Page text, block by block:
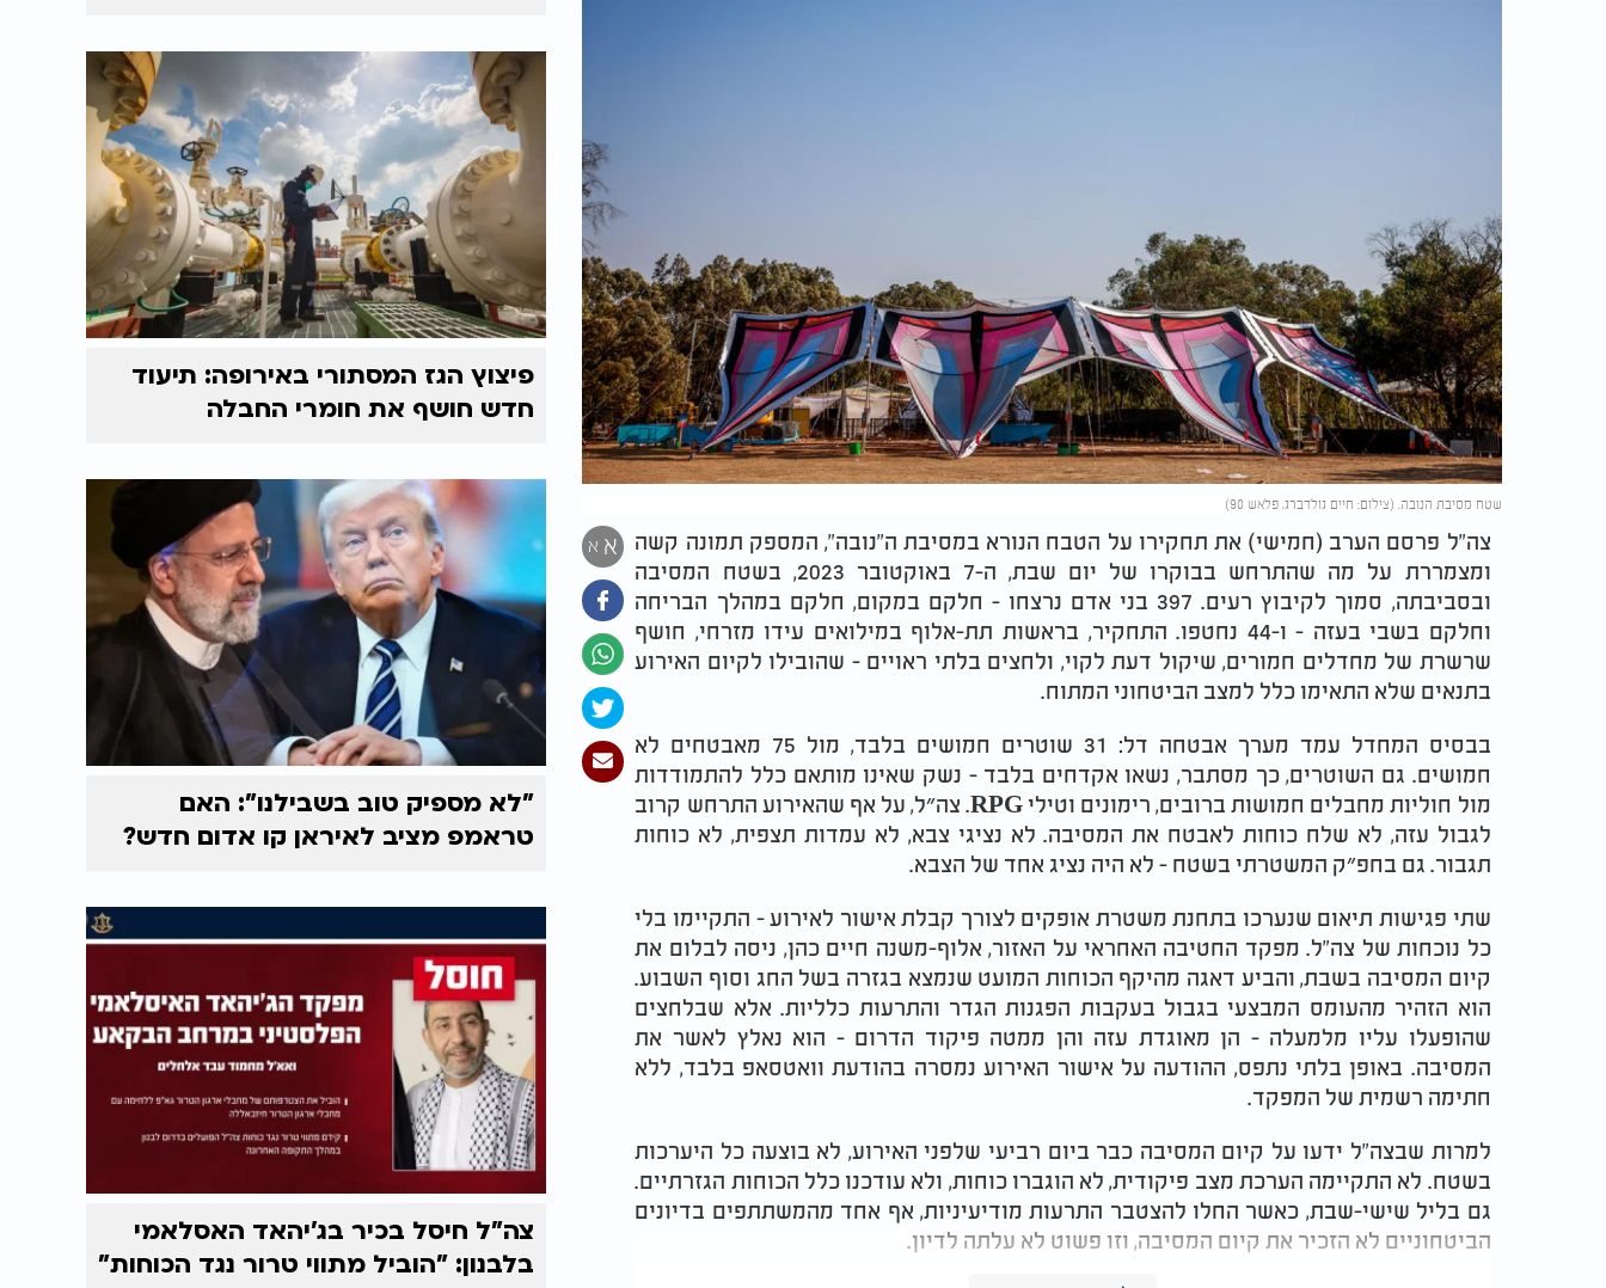
שטח מסיבת הנובה. (צילום: חיים גולדברג, פלאש 90)
א א
צה"ל פרסם הערב (חמישי) את תחקירו על הטבח הנורא במסיבת ה"נובה", המספק תמונה קשה
ומצמררת על מה שהתרחש בבוקרו של יום שבת, ה-7 באוקטובר 2023, בשטח המסיבה
ובסביבתה, סמוך לקיבוץ רעים. 397 בני אדם נרצחו - חלקם במקום, חלקם במהלך הבריחה
וחלקם בשבי בעזה - ו-44 נחטפו. התחקיר, בראשות תת-אלוף במילואים עידו מזרחי, חושף
שרשרת של מחדלים חמורים, שיקול דעת לקוי, ולחצים בלתי ראויים - שהובילו לקיום האירוע
בתנאים שלא התאימו כלל למצב הביטחוני המתוח.
בבסיס המחדל עמד מערך אבטחה דל: 31 שוטרים חמושים בלבד, מול 75 מאבטחים לא
חמושים. גם השוטרים, כך מסתבר, נשאו אקדחים בלבד - נשק שאינו מותאם כלל להתמודדות
מול חוליות מחבלים חמושות ברובים, רימונים וטיליRPG. צה״ל, על אף שהאירוע התרחש קרוב
לגבול עזה, לא שלח כוחות לאבטח את המסיבה. לא נציגי צבא, לא עמדות תצפית, לא כוחות
תגבור. גם בחפ״ק המשטרתי בשטח - לא היה נציג אחד של הצבא.
שתי פגישות תיאום שנערכו בתחנת משטרת אופקים לצורך קבלת אישור לאירוע - התקיימו בלי
כל נוכחות של צה"ל. מפקד החטיבה האחראי על האזור, אלוף-משנה חיים כהן, ניסה לבלום את
קיום המסיבה בשבת, והביע דאגה מהיקף הכוחות המועט שנמצא בגזרה בשל החג וסוף השבוע.
הוא הזהיר מהעומס המבצעי בגבול בעקבות הפגנות הגדר והתרעות כלליות. אלא שבלחצים
שהופעלו עליו מלמעלה - הן מאוגדת עזה והן ממטה פיקוד הדרום - הוא נאלץ לאשר את
המסיבה. באופן בלתי נתפס, ההודעה על אישור האירוע נמסרה בהודעת וואטסאפ בלבד, ללא
חתימה רשמית של המפקד.
למרות שבצה"ל ידעו על קיום המסיבה כבר ביום רביעי שלפני האירוע, לא בוצעה כל היערכות
בשטח. לא התקיימה הערכת מצב פיקודית, לא הוגברו כוחות, ולא עודכנו כלל הכוחות הגזרתיים.
גם בליל שישי-שבת, כאשר החלו להצטבר התרעות מודיעיניות, אף אחד מהמשתתפים בדיונים
הביטחוניים לא הזכיר את קיום המסיבה, וזו פשוט לא עלתה לדיון.
פיצוץ הגז המסתורי באירופה: תיעוד
חדש חושף את חומרי החבלה
"לא מספיק טוב בשבילנו": האם
טראמפ מציב לאיראן קו אדום חדש?
צה"ל חיסל בכיר בג'יהאד האסלאמי
בלבנון: "הוביל מתווי טרור נגד הכוחות"